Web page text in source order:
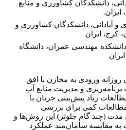
دانشکدگان کشاورزی و منابع
ایران.
و آبادانی، دانشکدگان کشاورزی و
کرج، ایران
مهندسی عمران، دانشگاه
ورودی به مخازن با افق
و مدیریت منابع آب
زیاد پیش‌بینی جریان با
کمی برای بررسی
مدت (چند گام جلوتر) این روش‌ها و
مقایسه سامان‌مند عملکرد